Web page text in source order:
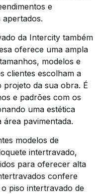
e
da Intercity também
oferece uma ampla
modelos e
clientes escolham a
da sua obra. É
e padrões com os
uma estética
pavimentada.
modelos de
intertravado,
para oferecer alta
confere
piso intertravado de